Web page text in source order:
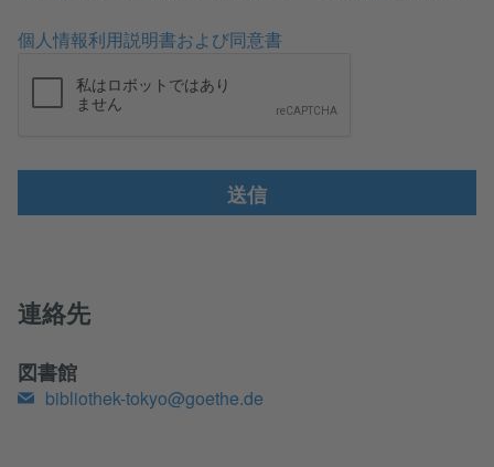
個人情報利用説明書および同意書
送信
連絡先
図書館
bibliothek-tokyo@goethe.de